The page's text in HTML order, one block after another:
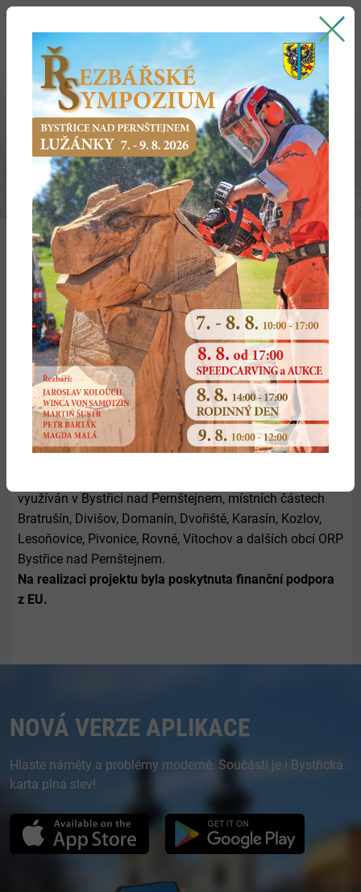
NOVÝ DOPRAVNÍ AUTOMOBIL BYSTŘICE NAD
PERNŠTEJNEM
7. výzva MAS Zubří země – IROP – Hasiči I
Cílem a výsledkem projektu je nákup 1 ks nového DA
včetně přívěsu/dále jen DA/ pro zvýšení akceschopnosti
jednotky SDH města Bystřice nad Pernštejnem pro
evakuaci a nouzové zásobovaní obyvatel obcí při
odstraňování důsledků nadprůměrných sněhových
srážek a masivních námraz, dále zvýšení akceschopnosti
jednotky SDH obce na úseku požární ochrany a ochrany
obyvatelstva při dalších mimořádných událostech,
ohrožení života, zdraví a majetku obyvatel, ke zvýšení
využíván v Bystřici nad Pernštejnem, místních částech
Bratrušín, Divišov, Domanín, Dvořiště, Karasín, Kozlov,
Lesoňovice, Pivonice, Rovné, Vítochov a dalších obcí ORP
Bystřice nad Pernštejnem.
Na realizaci projektu byla poskytnuta finanční podpora
z EU.
NOVÁ VERZE APLIKACE
Hlaste náměty a problémy moderně. Součástí je i Bystřická
karta plná slev!